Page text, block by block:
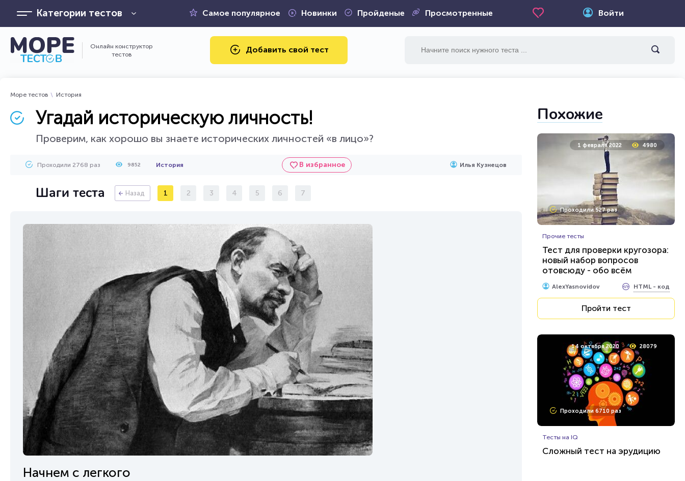
Категории тестов Самое популярное Новинки Пройденые Просмотренные Войти
Онлайн конструктор
тестов
Добавить свой тест
Море тестов История
Угадай историческую личность!
Проверим, как хорошо вы знаете исторических личностей «в лицо»?
Проходили 2768 раз 9852 История В избранное Илья Кузнецов
Шаги теста Назад 1 2 3 4 5 6 7
Начнем с легкого
Похожие
1 февраля 2022 4980
Проходили 527 раз
Прочие тесты
Тест для проверки кругозора:
новый набор вопросов
отовсюду - обо всём
AlexYasnovidov HTML - код
Пройти тест
14 октября 2020 28079
Проходили 6710 раз
Тесты на IQ
Сложный тест на эрудицию